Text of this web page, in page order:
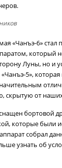
«Чанъэ-6» стал
который
Луны, но и
5»,
скрытую от
бортовой
которые были
собрал
узнать об